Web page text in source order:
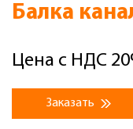
Балка
Цена с НДС
Заказать